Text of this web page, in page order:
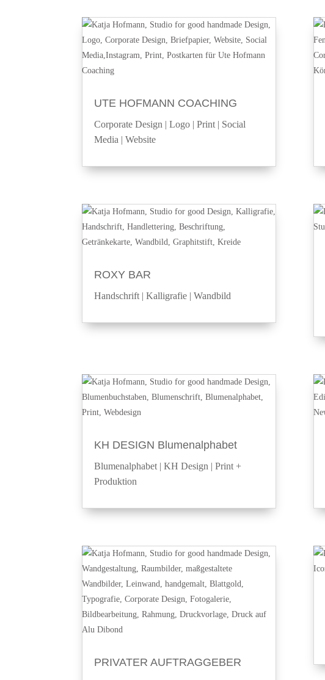
UTE HOFMANN COACHING
Corporate Design |Logo |Print | Social
Media |Website
ROXY BAR
Handschrift |Kalligrafie |Wandbild
KH DESIGN Blumenalphabet
Blumenalphabet |KH Design |Print +
Produktion
PRIVATER AUFTRAGGEBER